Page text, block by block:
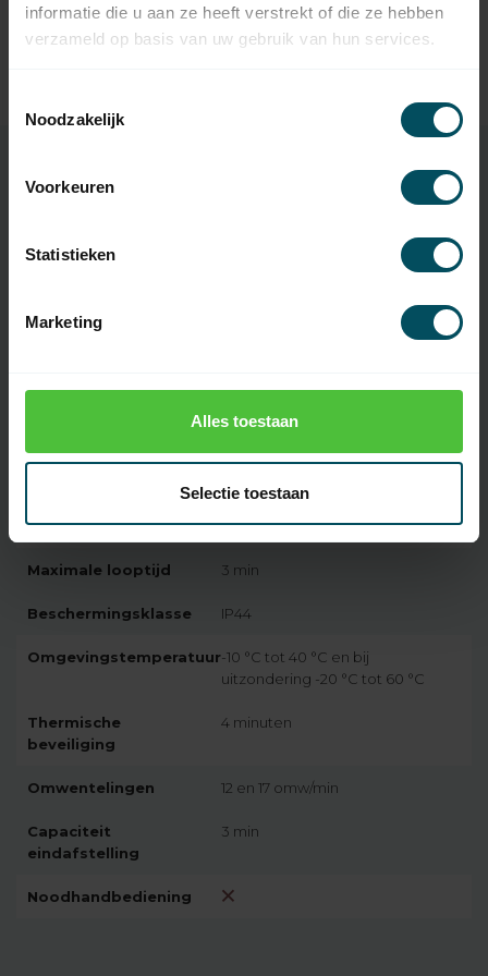
informatie die u aan ze heeft verstrekt of die ze hebben
verzameld op basis van uw gebruik van hun services.
Noodzakelijk
Voorkeuren
Statistieken
Marketing
Alles toestaan
Selectie toestaan
Somfy Eolis 3D Wirefree
EAN Code
Somfy Sunilus io
Snoer
wit 3-aderig (VVF) snoer, lengte 5
Voedingspanning 230 Volt - 50 Hz
Maximale looptijd 3 min
Beschermingsklasse IP44
Omgevingstemperatuur-10 °C tot 40 °C en bij
uitzondering -20 °C tot 60 °C
Thermische
beveiliging
4 minuten
Omwentelingen 12 en 17 omw/min
Capaciteit
eindafstelling
3 min
Noodhandbediening